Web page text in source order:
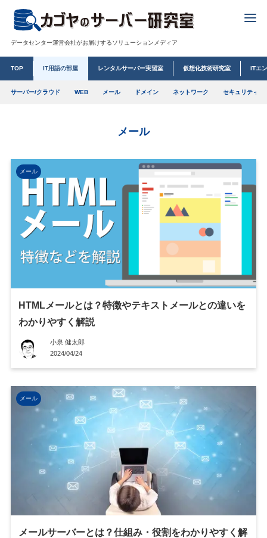
データセンター運営会社がお届けするソリューションメディア
TOP IT用語の部屋 レンタルサーバー実習室 仮想化技術研究室 ITエ
サーバー/クラウド WEB メール ドメイン ネットワーク セキュリティ
メール
メール
HTMLメールとは？特徴やテキストメールとの違いを
わかりやすく解説
小泉 健太郎
2024/04/24
メール
メールサーバーとは？仕組み・役割をわかりやすく解